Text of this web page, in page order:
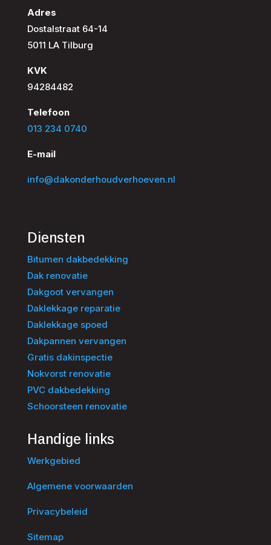
Adres
Dostalstraat 64-14
5011 LA Tilburg
KVK
94284482
Telefoon
013 234 0740
E-mail
info@dakonderhoudverhoeven.nl
Diensten
Bitumen dakbedekking
Dak renovatie
Dakgoot vervangen
Daklekkage reparatie
Daklekkage spoed
Dakpannen vervangen
Gratis dakinspectie
Nokvorst renovatie
PVC dakbedekking
Schoorsteen renovatie
Handige links
Werkgebied
Algemene voorwaarden
Privacybeleid
Sitemap